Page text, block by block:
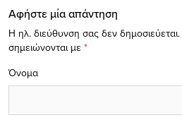
Αφήστε μία απάντηση
Η ηλ. διεύθυνση σας δεν δημοσιεύεται.
σημειώνονται με *
Όνομα